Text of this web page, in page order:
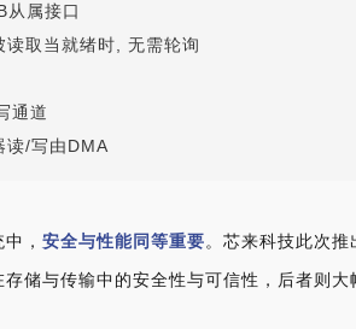
从属接口
读取当就绪时, 无需轮询
通道
读/写由DMA
， 安全与性能同等重要。芯来科技此次
存储与传输中的安全性与可信性，后者则